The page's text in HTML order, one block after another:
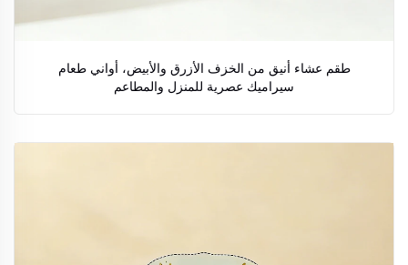
طقم عشاء أنيق من الخزف الأزرق والأبيض، أواني طعام
سيراميك عصرية للمنزل والمطاعم